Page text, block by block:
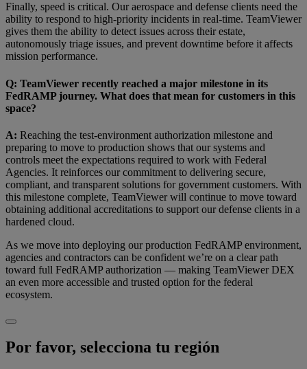
Finally, speed is critical. Our aerospace and defense clients need the
ability to respond to high-priority incidents in real-time. TeamViewer
gives them the ability to detect issues across their estate,
autonomously triage issues, and prevent downtime before it affects
mission performance.
Q: TeamViewer recently reached a major milestone in its
FedRAMP journey. What does that mean for customers in this
space?
A: Reaching the test-environment authorization milestone and
preparing to move to production shows that our systems and
controls meet the expectations required to work with Federal
Agencies. It reinforces our commitment to delivering secure,
compliant, and transparent solutions for government customers. With
this milestone complete, TeamViewer will continue to move toward
obtaining additional accreditations to support our defense clients in a
hardened cloud.
As we move into deploying our production FedRAMP environment,
agencies and contractors can be confident we’re on a clear path
toward full FedRAMP authorization — making TeamViewer DEX
an even more accessible and trusted option for the federal
ecosystem.
Por favor, selecciona tu región